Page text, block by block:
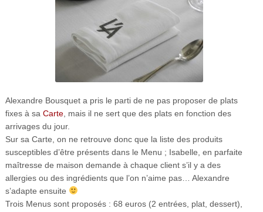
Alexandre Bousquet a pris le parti de ne pas proposer de plats
fixes à sa Carte, mais il ne sert que des plats en fonction des
arrivages du jour.
Sur sa Carte, on ne retrouve donc que la liste des produits
susceptibles d’être présents dans le Menu ; Isabelle, en parfaite
maîtresse de maison demande à chaque client s’il y a des
allergies ou des ingrédients que l’on n’aime pas… Alexandre
s’adapte ensuite
Trois Menus sont proposés : 68 euros (2 entrées, plat, dessert),